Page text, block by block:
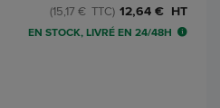
12,64 € HT
(15,17 € TTC)
EN STOCK, LIVRÉ EN 24/48H